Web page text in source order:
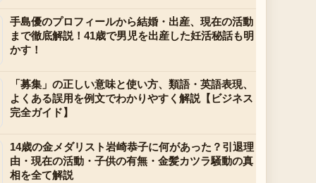
手島優のプロフィールから結婚・出産、現在の活動
まで徹底解説！41歳で男児を出産した妊活秘話も明
かす！
「募集」の正しい意味と使い方、類語・英語表現、
よくある誤用を例文でわかりやすく解説【ビジネス
完全ガイド】
14歳の金メダリスト岩崎恭子に何があった？引退理
由・現在の活動・子供の有無・金髪カツラ騒動の真
相を全て解説